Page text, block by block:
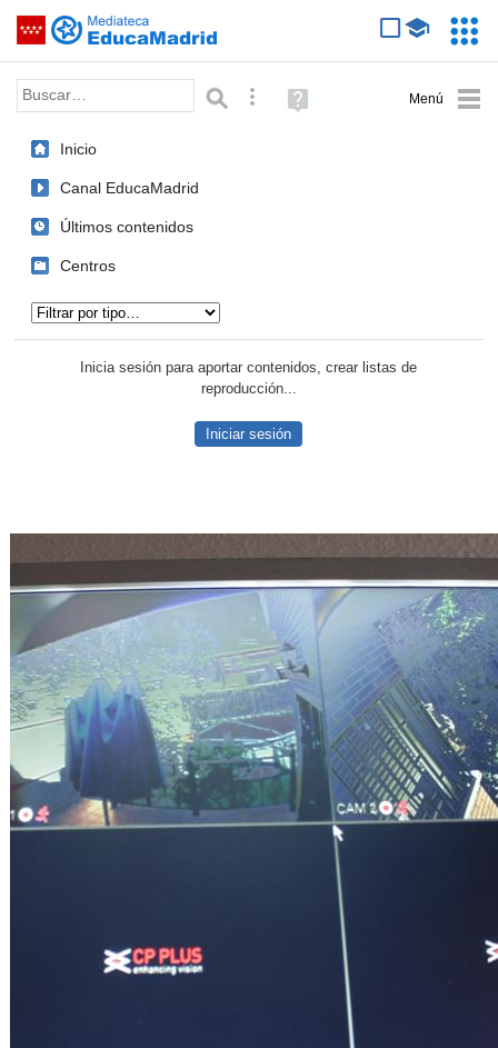
Saltar navegación
Palabra o frase: Búsqueda avanzada
Ayuda
(en
Inicio
Canal EducaMadrid
Últimos contenidos
Centros
Inicia sesión para aportar contenidos, crear listas de
reproducción...
Iniciar sesión